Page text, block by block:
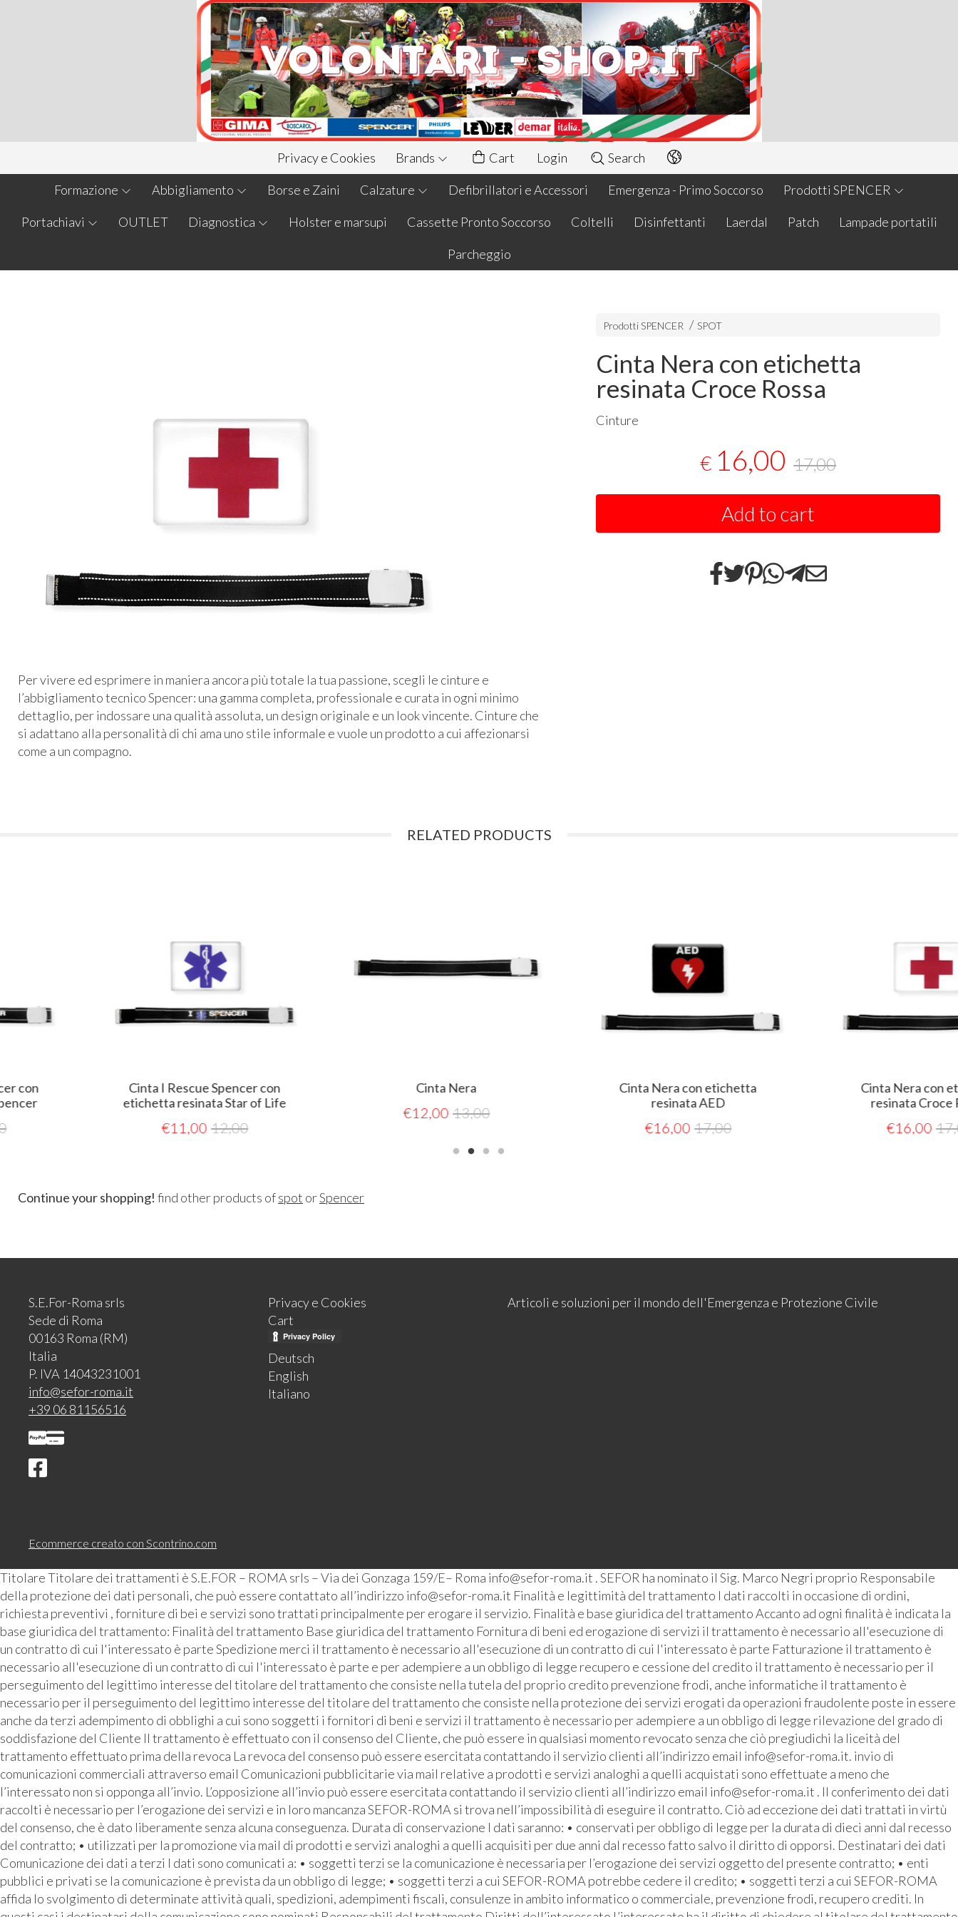
Privacy e Cookies Brands Cart Login Search
Formazione Abbigliamento Borse e Zaini Calzature Defibrillatori e Accessori Emergenza - Primo Soccorso Prodotti SPENCER
Portachiavi OUTLET Diagnostica Holster e marsupi Cassette Pronto Soccorso Coltelli Disinfettanti Laerdal Patch Lampade portatili
Parcheggio
Per vivere ed esprimere in maniera ancora più totale la tua passione, scegli le cinture e
l’abbigliamento tecnico Spencer: una gamma completa, professionale e curata in ogni minimo
dettaglio, per indossare una qualità assoluta, un design originale e un look vincente. Cinture che
si adattano alla personalità di chi ama uno stile informale e vuole un prodotto a cui affezionarsi
come a un compagno.
Prodotti SPENCER SPOT
Cinta Nera con etichetta
resinata Croce Rossa
Cinture
€ 16,00 17,00
Add to cart
RELATED PRODUCTS
Cinta I Rescue Spencer con
etichetta resinata Star of Life
Cinta Nera con etichetta
Cinta Nera con etichetta
resinata Croce Rossa
Continue your shopping! find other products ofspot orSpencer
S.E.For-Roma srls
Sede di Roma
00163 Roma (RM)
Italia
P. IVA 14043231001
info@sefor-roma.it
+39 06 81156516
Privacy e Cookies
Cart
Deutsch
English
Italiano
Articoli e soluzioni per il mondo dell'Emergenza e Protezione Civile
Ecommerce creato con Scontrino.com
Titolare Titolare dei trattamenti è S.E.FOR – ROMA srls – Via dei Gonzaga 159/E– Roma info@sefor-roma.it . SEFOR ha nominato il Sig. Marco Negri proprio Responsabile
della protezione dei dati personali, che può essere contattato all’indirizzo info@sefor-roma.it Finalità e legittimità del trattamento I dati raccolti in occasione di ordini,
richiesta preventivi , forniture di bei e servizi sono trattati principalmente per erogare il servizio. Finalità e base giuridica del trattamento Accanto ad ogni finalità è indicata la
base giuridica del trattamento: Finalità del trattamento Base giuridica del trattamento Fornitura di beni ed erogazione di servizi il trattamento è necessario all'esecuzione di
un contratto di cui l'interessato è parte Spedizione merci il trattamento è necessario all'esecuzione di un contratto di cui l'interessato è parte Fatturazione il trattamento è
necessario all'esecuzione di un contratto di cui l'interessato è parte e per adempiere a un obbligo di legge recupero e cessione del credito il trattamento è necessario per il
perseguimento del legittimo interesse del titolare del trattamento che consiste nella tutela del proprio credito prevenzione frodi, anche informatiche il trattamento è
necessario per il perseguimento del legittimo interesse del titolare del trattamento che consiste nella protezione dei servizi erogati da operazioni fraudolente poste in essere
anche da terzi adempimento di obblighi a cui sono soggetti i fornitori di beni e servizi il trattamento è necessario per adempiere a un obbligo di legge rilevazione del grado di
soddisfazione del Cliente Il trattamento è effettuato con il consenso del Cliente, che può essere in qualsiasi momento revocato senza che ciò pregiudichi la liceità del
trattamento effettuato prima della revoca La revoca del consenso può essere esercitata contattando il servizio clienti all’indirizzo email info@sefor-roma.it. invio di
comunicazioni commerciali attraverso email Comunicazioni pubblicitarie via mail relative a prodotti e servizi analoghi a quelli acquistati sono effettuate a meno che
l’interessato non si opponga all’invio. L’opposizione all’invio può essere esercitata contattando il servizio clienti all’indirizzo email info@sefor-roma.it . Il conferimento dei dati
raccolti è necessario per l’erogazione dei servizi e in loro mancanza SEFOR-ROMA si trova nell’impossibilità di eseguire il contratto. Ciò ad eccezione dei dati trattati in virtù
del consenso, che è dato liberamente senza alcuna conseguenza. Durata di conservazione I dati saranno: • conservati per obbligo di legge per la durata di dieci anni dal recesso
del contratto; • utilizzati per la promozione via mail di prodotti e servizi analoghi a quelli acquisiti per due anni dal recesso fatto salvo il diritto di opporsi. Destinatari dei dati
Comunicazione dei dati a terzi I dati sono comunicati a: • soggetti terzi se la comunicazione è necessaria per l’erogazione dei servizi oggetto del presente contratto; • enti
pubblici e privati se la comunicazione è prevista da un obbligo di legge; • soggetti terzi a cui SEFOR-ROMA potrebbe cedere il credito; • soggetti terzi a cui SEFOR-ROMA
affida lo svolgimento di determinate attività quali, spedizioni, adempimenti fiscali, consulenze in ambito informatico o commerciale, prevenzione frodi, recupero crediti. In